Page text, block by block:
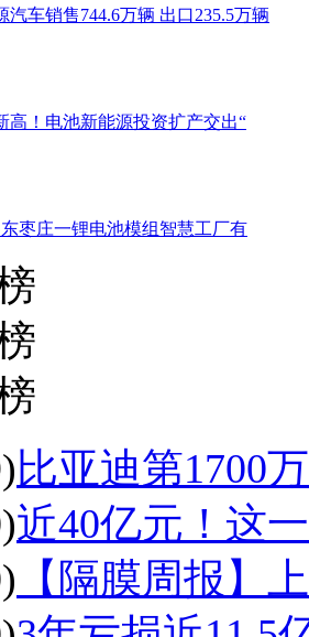
汽车销售744.6万辆 出口235.5万辆
高！电池新能源投资扩产交出“
枣庄一锂电池模组智慧工厂有
比亚迪第1700
近40亿元！这
【隔膜周报】